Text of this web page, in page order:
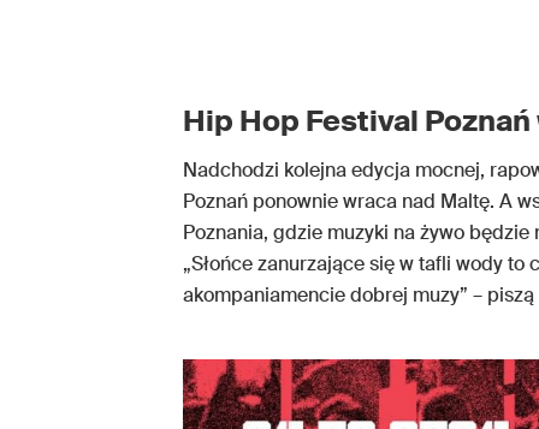
Hip Hop Festival
Nadchodzi kolejna edycja mocnej,
Poznań ponownie wraca nad Maltę. A
Poznania, gdzie muzyki na żywo
„Słońce zanurzające się w tafli wody
akompaniamencie dobrej muzy” –